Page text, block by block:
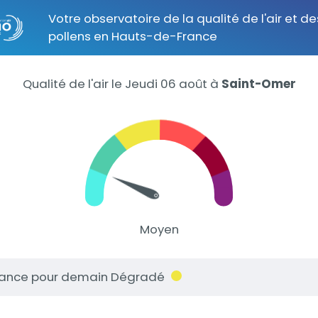
Votre observatoire de la qualité de l'air et
pollens en Hauts-de-France
Qualité de l'air le Jeudi 06 août à Saint-Omer
Moyen
pour demain Dégradé